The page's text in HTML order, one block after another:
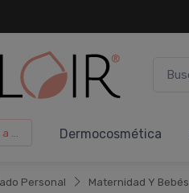
... Dermocosmética
Personal Maternidad Y Bebés